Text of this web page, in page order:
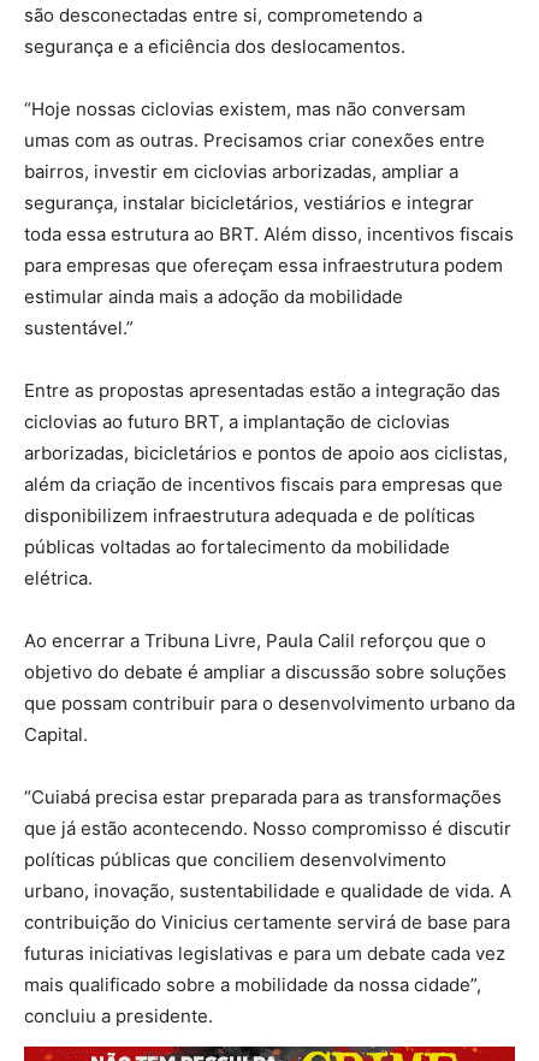
são desconectadas entre si, comprometendo a
segurança e a eficiência dos deslocamentos.
“Hoje nossas ciclovias existem, mas não conversam
umas com as outras. Precisamos criar conexões entre
bairros, investir em ciclovias arborizadas, ampliar a
segurança, instalar bicicletários, vestiários e integrar
toda essa estrutura ao BRT. Além disso, incentivos fiscais
para empresas que ofereçam essa infraestrutura podem
estimular ainda mais a adoção da mobilidade
sustentável.”
Entre as propostas apresentadas estão a integração das
ciclovias ao futuro BRT, a implantação de ciclovias
arborizadas, bicicletários e pontos de apoio aos ciclistas,
além da criação de incentivos fiscais para empresas que
disponibilizem infraestrutura adequada e de políticas
públicas voltadas ao fortalecimento da mobilidade
elétrica.
Ao encerrar a Tribuna Livre, Paula Calil reforçou que o
objetivo do debate é ampliar a discussão sobre soluções
que possam contribuir para o desenvolvimento urbano da
Capital.
“Cuiabá precisa estar preparada para as transformações
que já estão acontecendo. Nosso compromisso é discutir
políticas públicas que conciliem desenvolvimento
urbano, inovação, sustentabilidade e qualidade de vida. A
contribuição do Vinicius certamente servirá de base para
futuras iniciativas legislativas e para um debate cada vez
mais qualificado sobre a mobilidade da nossa cidade”,
concluiu a presidente.